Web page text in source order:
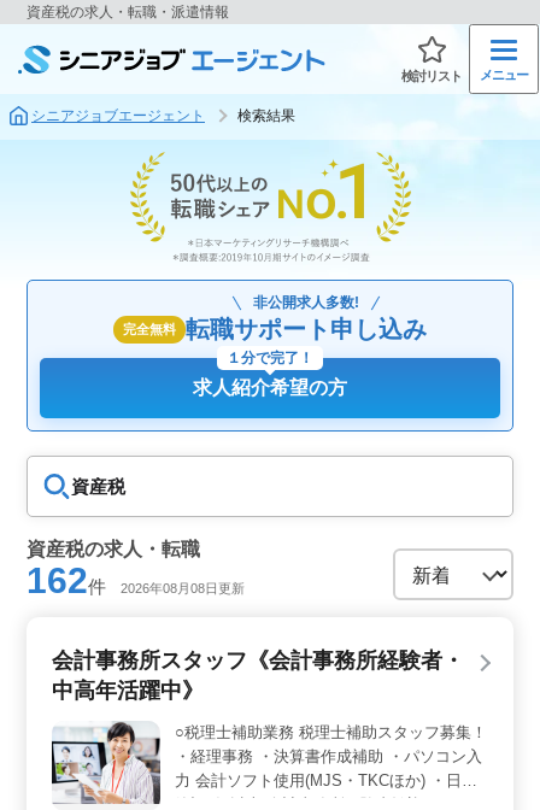
資産税の求人・転職・派遣情報
検討リスト メニュー
シニアジョブエージェント 検索結果
完全無料
非公開求人多数!
転職サポート申し込み
求人紹介希望の方
１分で完了！
資産税
資産税の求人・転職
162件 2026年08月08日更新
会計事務所スタッフ《会計事務所経験者・
中高年活躍中》
○税理士補助業務 税理士補助スタッフ募集！
・経理事務 ・決算書作成補助 ・パソコン入
力 会計ソフト使用(MJS・TKCほか) ・日商